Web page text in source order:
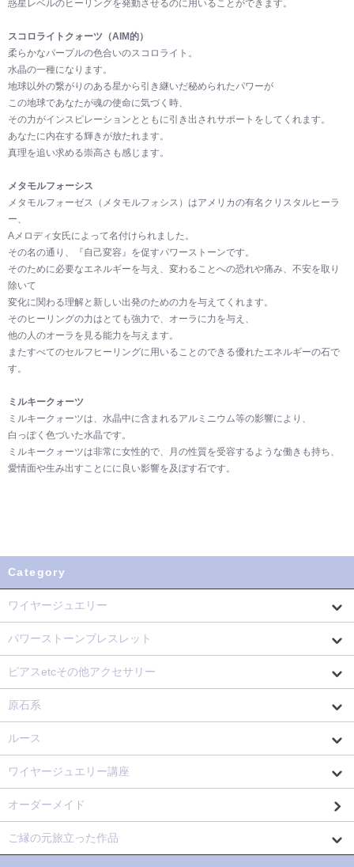
惑星レベルのヒーリングを発動させるのに用いることができます。
スコロライトクォーツ（AIM的）
柔らかなパープルの色合いのスコロライト。
水晶の一種になります。
地球以外の繋がりのある星から引き継いだ秘められたパワーが
この地球であなたが魂の使命に気づく時、
その力がインスピレーションとともに引き出されサポートをしてくれます。
あなたに内在する輝きが放たれます。
真理を追い求める崇高さも感じます。
メタモルフォーシス
メタモルフォーゼス（メタモルフォシス）はアメリカの有名クリスタルヒーラ
ー、
Aメロディ女氏によって名付けられました。
その名の通り、『自己変容』を促すパワーストーンです。
そのために必要なエネルギーを与え、変わることへの恐れや痛み、不安を取り
除いて
変化に関わる理解と新しい出発のための力を与えてくれます。
そのヒーリングの力はとても強力で、オーラに力を与え、
他の人のオーラを見る能力を与えます。
またすべてのセルフヒーリングに用いることのできる優れたエネルギーの石で
す。
ミルキークォーツ
ミルキークォーツは、水晶中に含まれるアルミニウム等の影響により、
白っぽく色づいた水晶です。
ミルキークォーツは非常に女性的で、月の性質を受容するような働きも持ち、
愛情面や生み出すことにに良い影響を及ぼす石です。
Category
ワイヤージュエリー
パワーストーンブレスレット
ピアスetcその他アクセサリー
原石系
ルース
ワイヤージュエリー講座
オーダーメイド
ご縁の元旅立った作品